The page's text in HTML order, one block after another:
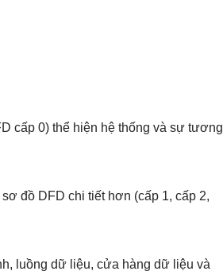
cấp 0) thể hiện hệ thống và sự tương
đồ DFD chi tiết hơn (cấp 1, cấp 2,
luồng dữ liệu, cửa hàng dữ liệu và